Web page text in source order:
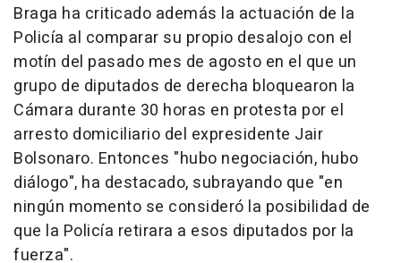
Braga ha criticado además la actuación de la
Policía al comparar su propio desalojo con el
motín del pasado mes de agosto en el que un
grupo de diputados de derecha bloquearon la
Cámara durante 30 horas en protesta por el
arresto domiciliario del expresidente Jair
Bolsonaro. Entonces "hubo negociación, hubo
diálogo", ha destacado, subrayando que "en
ningún momento se consideró la posibilidad de
que la Policía retirara a esos diputados por la
fuerza".